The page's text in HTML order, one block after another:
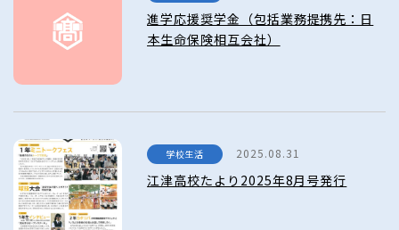
進学応援奨学金（包括業務提携先：日
本生命保険相互会社）
学校生活 2025.08.31
江津高校たより2025年8月号発行